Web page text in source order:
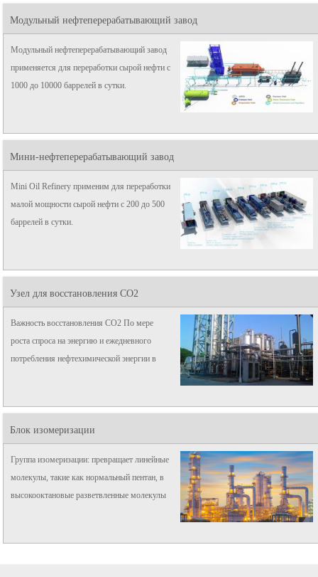
Модульный нефтеперерабатывающий завод
Модульный нефтеперерабатывающий завод
применяется для переработки сырой нефти с
1000 до 10000 баррелей в сутки.
Мини-нефтеперерабатывающий завод
Mini Oil Refinery применим для переработки
малой мощности сырой нефти с 200 до 500
баррелей в сутки.
Узел для восстановления CO2
Важность восстановления CO2 По мере
роста спроса на энергию и ежедневного
потребления нефтехимической энергии в
снизить ...
Блок изомеризации
Группа изомеризации: превращает линейные
молекулы, такие как нормальный пентан, в
высокооктановые разветвленные молекулы